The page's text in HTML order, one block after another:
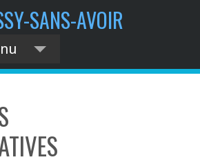
SANS-AVOIR